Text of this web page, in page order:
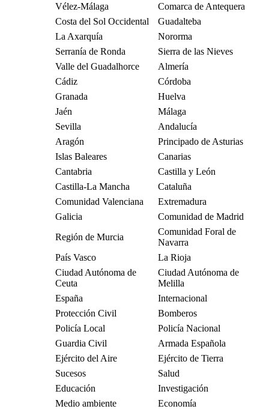
Vélez-Málaga
Comarca de Antequera
Costa del Sol Occidental
Guadalteba
La Axarquía
Nororma
Serranía de Ronda
Sierra de las Nieves
Valle del Guadalhorce
Almería
Cádiz
Córdoba
Granada
Huelva
Jaén
Málaga
Sevilla
Andalucía
Aragón
Principado de Asturias
Islas Baleares
Canarias
Cantabria
Castilla y León
Castilla-La Mancha
Cataluña
Comunidad Valenciana
Extremadura
Galicia
Comunidad de Madrid
Región de Murcia
Comunidad Foral de
Navarra
País Vasco
La Rioja
Ciudad Autónoma de
Ceuta
Ciudad Autónoma de
Melilla
España
Internacional
Protección Civil
Bomberos
Policía Local
Policía Nacional
Guardia Civil
Armada Española
Ejército del Aire
Ejército de Tierra
Sucesos
Salud
Educación
Investigación
Medio ambiente
Economía